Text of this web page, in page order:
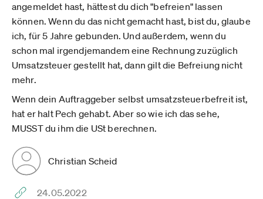
angemeldet hast, hättest du dich "befreien" lassen
können. Wenn du das nicht gemacht hast, bist du, glaube
ich, für 5 Jahre gebunden. Und außerdem, wenn du
schon mal irgendjemandem eine Rechnung zuzüglich
Umsatzsteuer gestellt hat, dann gilt die Befreiung nicht
mehr.
Wenn dein Auftraggeber selbst umsatzsteuerbefreit ist,
hat er halt Pech gehabt. Aber so wie ich das sehe,
MUSST du ihm die USt berechnen.
Christian Scheid
24.05.2022